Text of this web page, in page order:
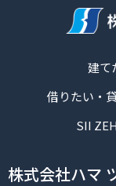
建て
借りたい・
SII
株式会社ハマ